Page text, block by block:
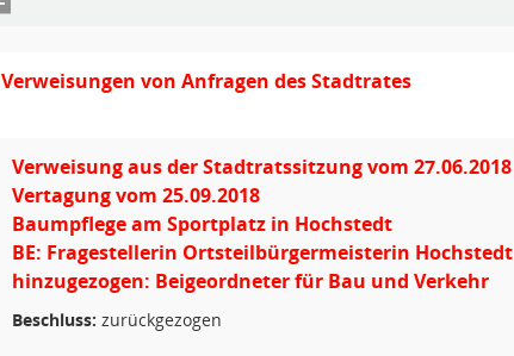
Verweisungen von Anfragen des Stadtrates
Verweisung aus der Stadtratssitzung vom 27.06.2018
Vertagung vom 25.09.2018
Baumpflege am Sportplatz in Hochstedt
BE: Fragestellerin Ortsteilbürgermeisterin Hochstedt
hinzugezogen: Beigeordneter für Bau und Verkehr
Beschluss: zurückgezogen